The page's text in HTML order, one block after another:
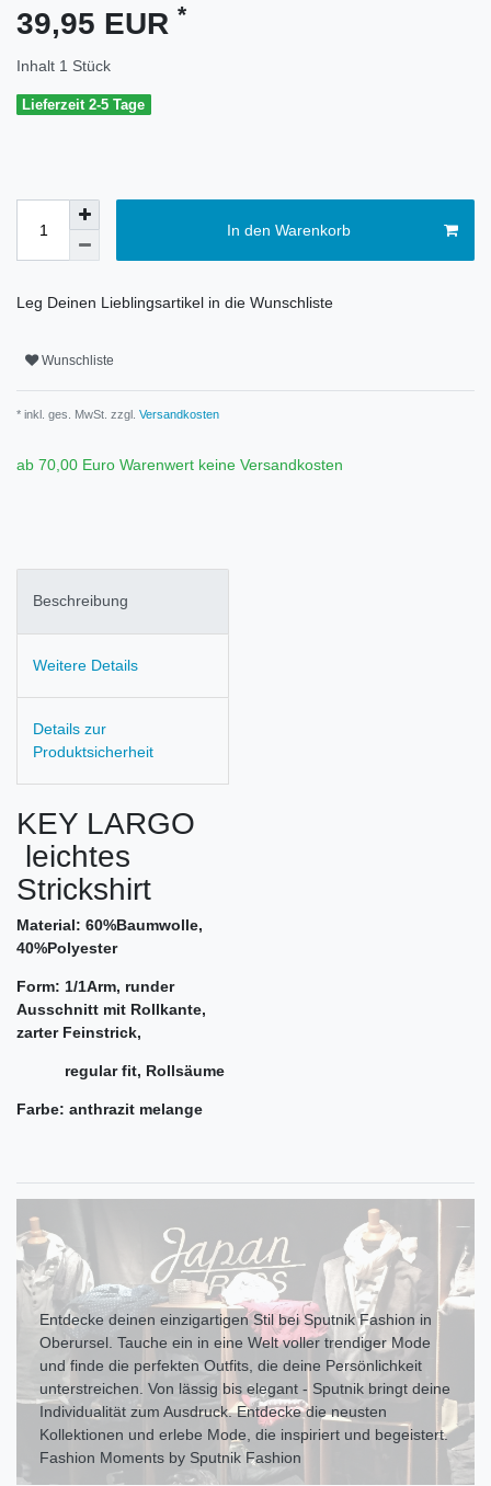
39,95 EUR *
Inhalt 1 Stück
Lieferzeit 2-5 Tage
In den Warenkorb
Leg Deinen Lieblingsartikel in die Wunschliste
Wunschliste
* inkl. ges. MwSt. zzgl. Versandkosten
ab 70,00 Euro Warenwert keine Versandkosten
Beschreibung
Weitere Details
Details zur
Produktsicherheit
KEY LARGO
leichtes
Strickshirt
Material: 60%Baumwolle,
40%Polyester
Form: 1/1Arm, runder
Ausschnitt mit Rollkante,
zarter Feinstrick,
regular fit, Rollsäume
Farbe: anthrazit melange
Entdecke deinen einzigartigen Stil bei Sputnik Fashion in
Oberursel. Tauche ein in eine Welt voller trendiger Mode
und finde die perfekten Outfits, die deine Persönlichkeit
unterstreichen. Von lässig bis elegant - Sputnik bringt deine
Individualität zum Ausdr uck. Entdecke die neusten
Kollektionen und erlebe Mode, die inspiriert und begeistert.
Fashion Moments by Sputnik Fashion